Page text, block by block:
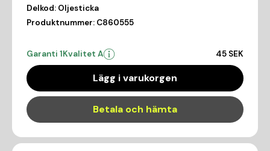
Delkod: Oljesticka
Produktnummer: C860555
Garanti 1Kvalitet A 45 SEK
Lägg i varukorgen
Betala och hämta